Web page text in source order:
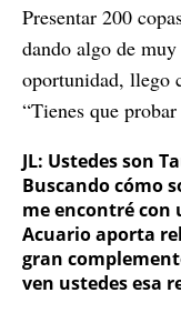
Presentar 200
dando algo de
oportunidad, llego
“Tienes que
JL: Ustedes son
Buscando cómo
me encontré con
Acuario aporta
gran
ven ustedes esa